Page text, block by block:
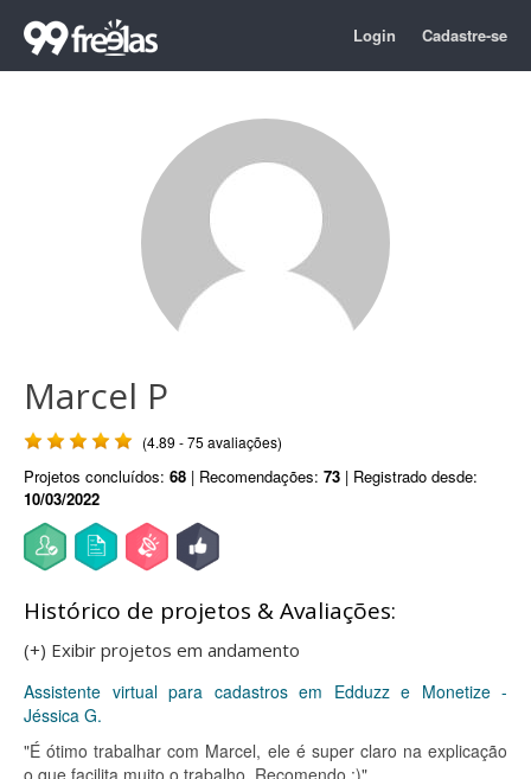
Login Cadastre-se
Marcel P
(4.89 - 75 avaliações)
Projetos concluídos: 68 | Recomendações: 73 | Registrado desde:
10/03/2022
Histórico de projetos & Avaliações:
(+) Exibir projetos em andamento
Assistente virtual para cadastros em Edduzz e Monetize -
Jéssica G.
"É ótimo trabalhar com Marcel, ele é super claro na explicação
o que facilita muito o trabalho. Recomendo :)"